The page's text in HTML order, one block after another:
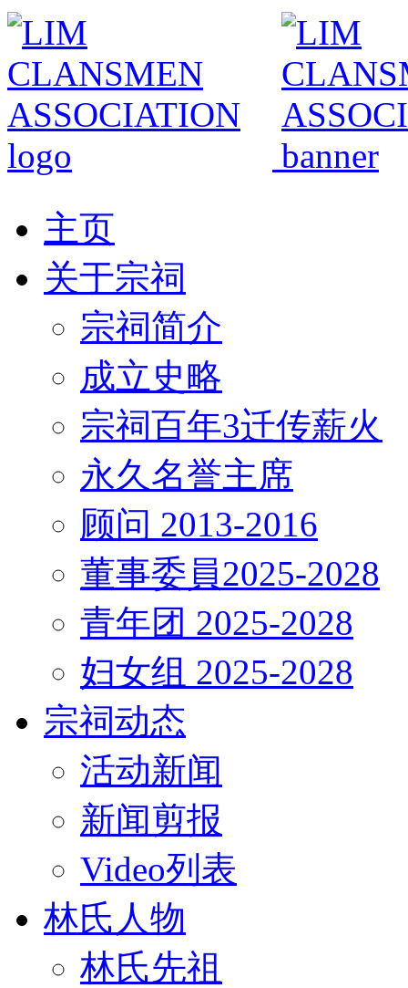
主页
关于宗祠
宗祠简介
成立史略
宗祠百年3迁传薪火
永久名誉主席
顾问 2013-2016
董事委員2025-2028
青年团 2025-2028
妇女组 2025-2028
宗祠动态
活动新闻
新闻剪报
Video列表
林氏人物
林氏先祖